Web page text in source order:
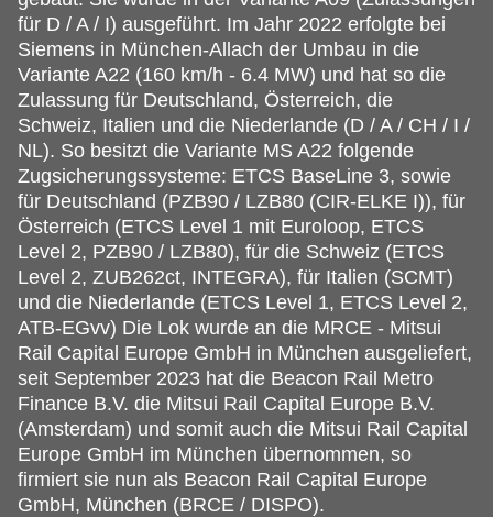
für D / A / I) ausgeführt. Im Jahr 2022 erfolgte bei
Siemens in München-Allach der Umbau in die
Variante A22 (160 km/h - 6.4 MW) und hat so die
Zulassung für Deutschland, Österreich, die
Schweiz, Italien und die Niederlande (D / A / CH / I /
NL). So besitzt die Variante MS A22 folgende
Zugsicherungssysteme: ETCS BaseLine 3, sowie
für Deutschland (PZB90 / LZB80 (CIR-ELKE I)), für
Österreich (ETCS Level 1 mit Euroloop, ETCS
Level 2, PZB90 / LZB80), für die Schweiz (ETCS
Level 2, ZUB262ct, INTEGRA), für Italien (SCMT)
und die Niederlande (ETCS Level 1, ETCS Level 2,
ATB-EGvv) Die Lok wurde an die MRCE - Mitsui
Rail Capital Europe GmbH in München ausgeliefert,
seit September 2023 hat die Beacon Rail Metro
Finance B.V. die Mitsui Rail Capital Europe B.V.
(Amsterdam) und somit auch die Mitsui Rail Capital
Europe GmbH im München übernommen, so
firmiert sie nun als Beacon Rail Capital Europe
GmbH, München (BRCE / DISPO).